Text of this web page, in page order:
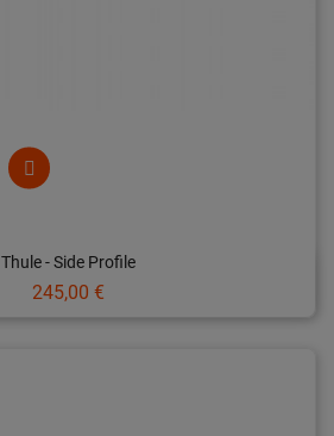
Thule - Side Profile
Prix
245,00 €